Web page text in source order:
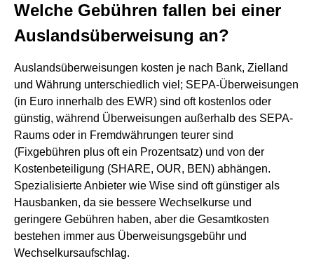
Welche Gebühren fallen bei einer
Auslandsüberweisung an?
Auslandsüberweisungen kosten je nach Bank, Zielland
und Währung unterschiedlich viel; SEPA-Überweisungen
(in Euro innerhalb des EWR) sind oft kostenlos oder
günstig, während Überweisungen außerhalb des SEPA-
Raums oder in Fremdwährungen teurer sind
(Fixgebühren plus oft ein Prozentsatz) und von der
Kostenbeteiligung (SHARE, OUR, BEN) abhängen.
Spezialisierte Anbieter wie Wise sind oft günstiger als
Hausbanken, da sie bessere Wechselkurse und
geringere Gebühren haben, aber die Gesamtkosten
bestehen immer aus Überweisungsgebühr und
Wechselkursaufschlag.